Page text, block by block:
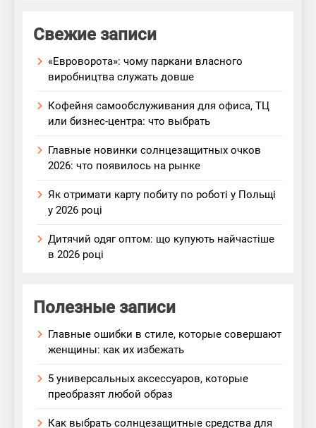
Свежие записи
«Евроворота»: чому паркани власного
виробництва служать довше
Кофейня самообслуживания для офиса, ТЦ
или бизнес-центра: что выбрать
Главные новинки солнцезащитных очков
2026: что появилось на рынке
Як отримати карту побиту по роботі у Польщі
у 2026 році
Дитячий одяг оптом: що купують найчастіше
в 2026 році
Полезные записи
Главные ошибки в стиле, которые совершают
женщины: как их избежать
5 универсальных аксессуаров, которые
преобразят любой образ
Как выбрать солнцезащитные средства для